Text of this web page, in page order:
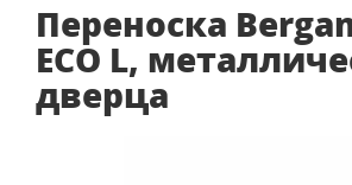
Переноска
ECO L,
дверца